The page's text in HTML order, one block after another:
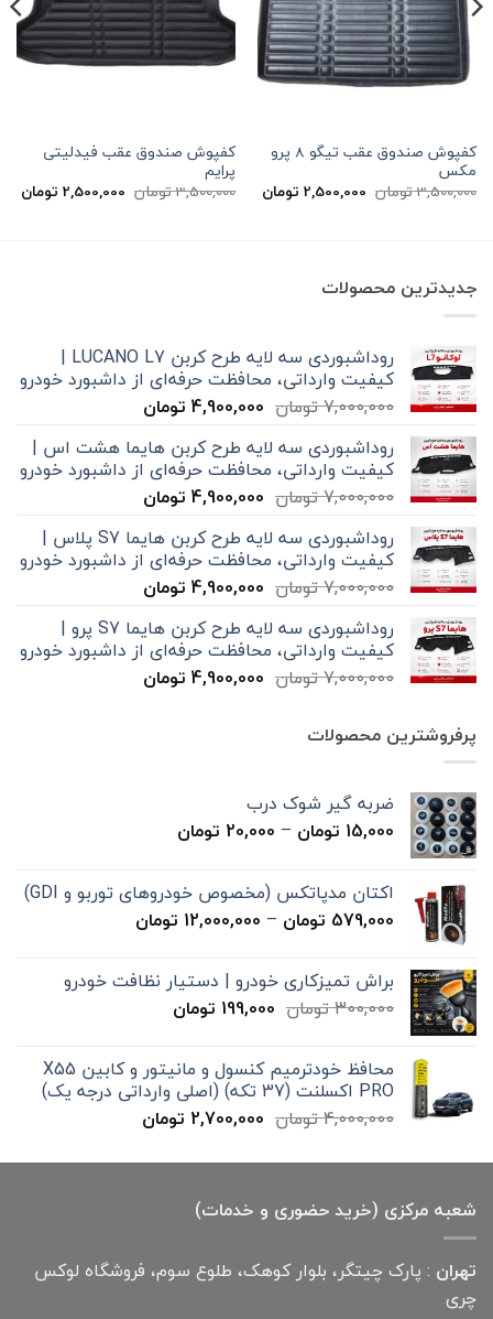
کفپوش صندوق عقب تیگو 8 پرو
مکس
3,500,000تومان قیمت
اصلی
2,500,000 تومانقیمت
فعلی
کفپوش صندوق عقب فیدلیتی
پرایم
3,500,000تومان قیمت
اصلی
2,500,000 تومان
جدیدترین محصولات
روداشبوردی سه‌ لایه طرح کربن LUCANO L7 |
کیفیت وارداتی، محافظت حرفه‌ای از داشبورد خودرو
7,000,000تومان قیمت
7,000,000 تومان
بود.
4,900,000 تومانقیمت
4,900,000 تومان
است.
روداشبوردی سه‌ لایه طرح کربن هایما هشت اس |
کیفیت وارداتی، محافظت حرفه‌ای از داشبورد خودرو
7,000,000تومان قیمت
7,000,000 تومان
بود.
4,900,000 تومانقیمت
4,900,000 تومان
است.
روداشبوردی سه‌ لایه طرح کربن هایما S7 پلاس |
کیفیت وارداتی، محافظت حرفه‌ای از داشبورد خودرو
7,000,000تومان قیمت
7,000,000 تومان
بود.
4,900,000 تومانقیمت
4,900,000 تومان
است.
روداشبوردی سه‌ لایه طرح کربن هایما S7 پرو |
کیفیت وارداتی، محافظت حرفه‌ای از داشبورد خودرو
7,000,000تومان قیمت
4,900,000 تومانقیمت
پرفروشترین محصولات
ضربه گیر شوک درب
15,000 تومان –
20,000 تومان
تا
20,000 تومان
اکتان مدپاتکس (مخصوص خودروهای توربو و GDI)
579,000 تومان –
12,000,000 تومان
تا
براش تمیزکاری خودرو | دستیار نظافت خودرو
300,000تومان قیمت
بود.
199,000 تومانقیمت
199,000 تومان
است. محافظ خودترمیم کنسول و مانیتور و کابین X55
PRO اکسلنت (37 تکه) (اصلی وارداتی درجه یک)
4,000,000تومان قیمت
4,000,000 تومان
2,700,000 تومانقیمت
2,700,000 تومان
شعبه مرکزی (خرید حضوری و خدمات)
تهران : پارک چیتگر، بلوار کوهک، طلوع سوم، فروشگاه لوکس
چری